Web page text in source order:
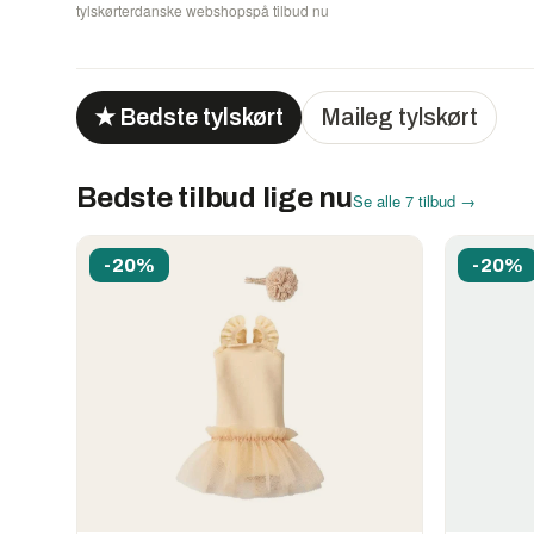
tylskørterdanske webshopspå tilbud nu
★ Bedste tylskørt Maileg tylskørt
Bedste tilbud lige nuSe alle 7 tilbud →
-20% -20%